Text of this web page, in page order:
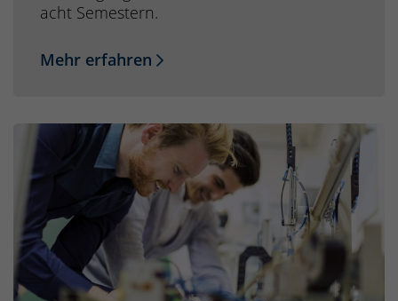
acht Semestern.
Mehr erfahren